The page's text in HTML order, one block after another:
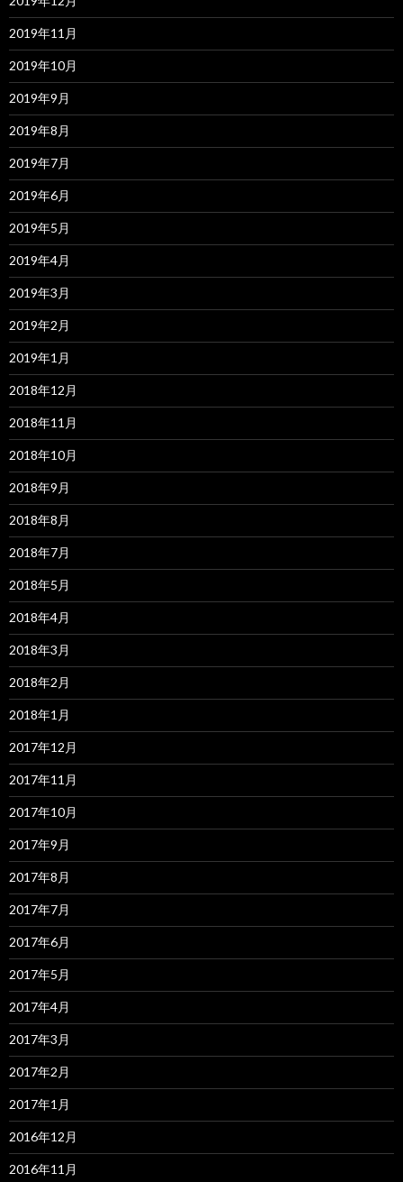
2019年11月
2019年10月
2019年9月
2019年8月
2019年7月
2019年6月
2019年5月
2019年4月
2019年3月
2019年2月
2019年1月
2018年12月
2018年11月
2018年10月
2018年9月
2018年8月
2018年7月
2018年5月
2018年4月
2018年3月
2018年2月
2018年1月
2017年12月
2017年11月
2017年10月
2017年9月
2017年8月
2017年7月
2017年6月
2017年5月
2017年4月
2017年3月
2017年2月
2017年1月
2016年12月
2016年11月